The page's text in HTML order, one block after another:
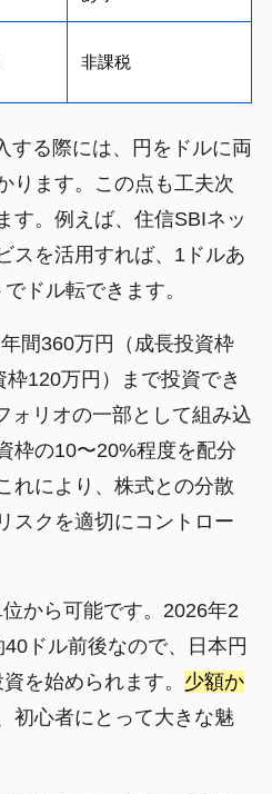
非課税
する際には、円をドルに両
ります。この点も工夫次
す。例えば、住信SBIネッ
スを活用すれば、1ドルあ
ドル転できます。
間360万円（成長投資枠
120万円）まで投資でき
ォリオの一部として組み込
枠の10〜20%程度を配分
れにより、株式との分散
スクを適切にコントロー
から可能です。2026年2
ドル前後なので、日本円
を始められます。 少額か
初心者にとって大きな魅